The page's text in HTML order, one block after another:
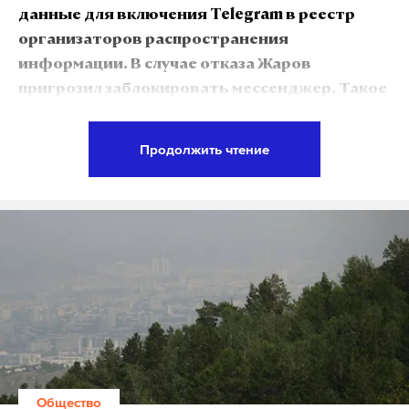
данные для включения Telegram в реестр
организаторов распространения
информации. В случае отказа Жаров
пригрозил заблокировать мессенджер. Такое
конфликта.
Подпишитесь на Daily Storm вMAX. Он
работает там, где тормозит интернет.
А еще мы есть вTelegram, Дзен и VK
Макс Telegram
Продолжить чтение
Общество